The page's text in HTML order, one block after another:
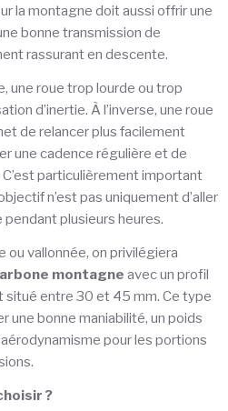
la montagne doit aussi offrir une
bonne transmission de
rassurant en descente.
une roue trop lourde ou trop
d’inertie. À l’inverse, une roue
de relancer plus facilement
une cadence régulière et de
particulièrement important
n’est pas uniquement d’aller
plusieurs heures.
ou vallonnée, on privilégiera
montagne avec un profil
situé entre 30 et 45 mm. Ce type
une bonne maniabilité, un poids
pour les portions
?